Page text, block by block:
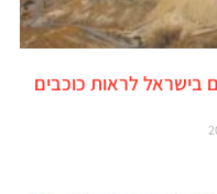
בישראל לראות כוכבים